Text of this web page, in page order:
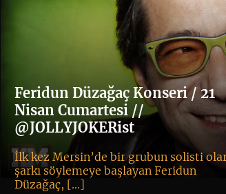
Feridun Düzağaç Konseri / 21
Nisan Cumartesi //
@JOLLYJOKERist
İlk kez Mersin’de bir grubun solisti
şarkı söylemeye başlayan Feridun
Düzağaç, […]